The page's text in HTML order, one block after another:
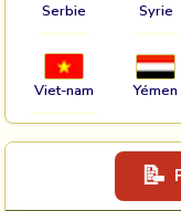
Serbie Syrie
Viet-nam Yémen